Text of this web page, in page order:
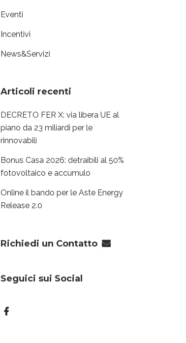
Eventi
Incentivi
News&Servizi
Articoli recenti
DECRETO FER X: via libera UE al
piano da 23 miliardi per le
rinnovabili
Bonus Casa 2026: detraibili al 50%
fotovoltaico e accumulo
Online il bando per le Aste Energy
Release 2.0
Richiedi un Contatto
Seguici sui Social